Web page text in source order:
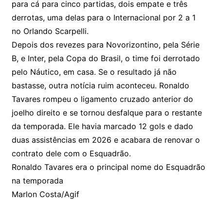
para cá para cinco partidas, dois empate e três
derrotas, uma delas para o Internacional por 2 a 1
no Orlando Scarpelli.
Depois dos revezes para Novorizontino, pela Série
B, e Inter, pela Copa do Brasil, o time foi derrotado
pelo Náutico, em casa. Se o resultado já não
bastasse, outra notícia ruim aconteceu. Ronaldo
Tavares rompeu o ligamento cruzado anterior do
joelho direito e se tornou desfalque para o restante
da temporada. Ele havia marcado 12 gols e dado
duas assistências em 2026 e acabara de renovar o
contrato dele com o Esquadrão.
Ronaldo Tavares era o principal nome do Esquadrão
na temporada
Marlon Costa/Agif